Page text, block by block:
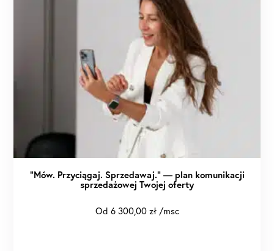
“Mów. Przyciągaj. Sprzedawaj.” — plan komunikacji
sprzedażowej Twojej oferty
Od 6 300,00 zł/msc